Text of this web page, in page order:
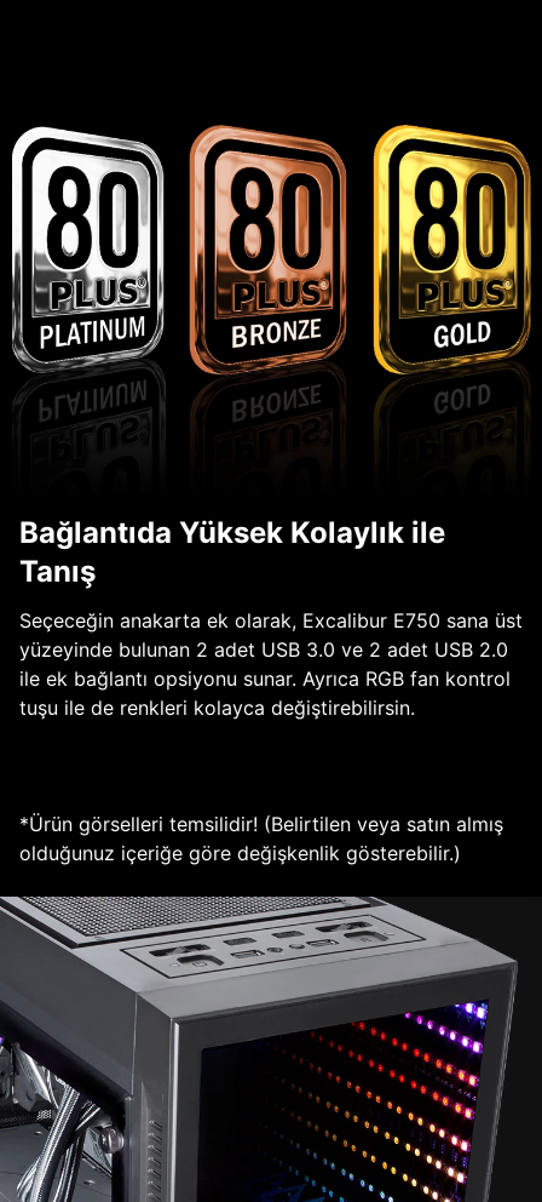
Bağlantıda Yüksek Kolaylık ile
Tanış
Seçeceğin anakarta ek olarak, Excalibur E750 sana üst
yüzeyinde bulunan 2 adet USB 3.0 ve 2 adet USB 2.0
ile ek bağlantı opsiyonu sunar. Ayrıca RGB fan kontrol
tuşu ile de renkleri kolayca değiştirebilirsin.
*Ürün görselleri temsilidir! (Belirtilen veya satın almış
olduğunuz içeriğe göre değişkenlik gösterebilir.)